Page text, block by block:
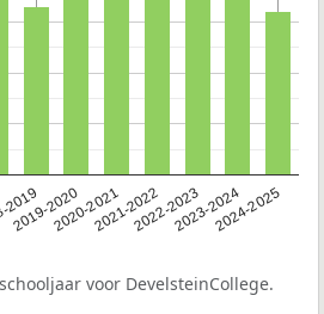
2019-20202020-20212021-20222022-20232023-20242024-2025
voor DevelsteinCollege.